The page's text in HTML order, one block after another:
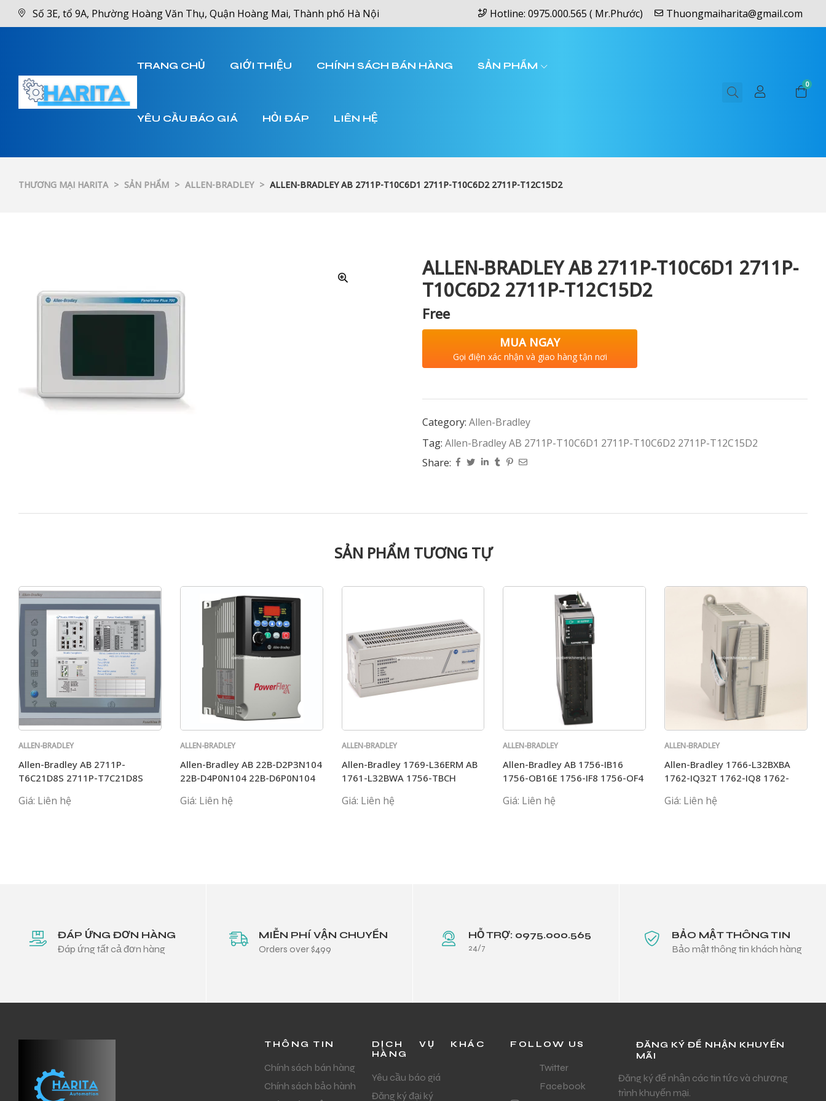
Số 3E, tổ 9A, Phường Hoàng Văn Thụ, Quận Hoàng Mai, Thành phố Hà Nội Hotline: 0975.000.565 ( Mr.Phước) Thuongmaiharita@gmail.com
TRANG CHỦ GIỚI THIỆU CHÍNH SÁCH BÁN HÀNG SẢN PHẨM
YÊU CẦU BÁO GIÁ HỎI ĐÁP LIÊN HỆ
0
THƯƠNG MẠI HARITA > SẢN PHẨM > ALLEN-BRADLEY > ALLEN-BRADLEY AB 2711P-T10C6D1 2711P-T10C6D2 2711P-T12C15D2
ALLEN-BRADLEY AB 2711P-T10C6D1 2711P-
T10C6D2 2711P-T12C15D2
Free
MUA NGAY
Gọi điện xác nhận và giao hàng tận nơi
Category: Allen-Bradley
Tag: Allen-Bradley AB 2711P-T10C6D1 2711P-T10C6D2 2711P-T12C15D2
Share:
SẢN PHẨM TƯƠNG TỰ
ALLEN-BRADLEY
Allen-Bradley AB 2711P-
T6C21D8S 2711P-T7C21D8S
Giá: Liên hệ
ALLEN-BRADLEY
Allen-Bradley AB 22B-D2P3N104
22B-D4P0N104 22B-D6P0N104
Giá: Liên hệ
ALLEN-BRADLEY
Allen-Bradley 1769-L36ERM AB
1761-L32BWA 1756-TBCH
Giá: Liên hệ
ALLEN-BRADLEY
Allen-Bradley AB 1756-IB16
1756-OB16E 1756-IF8 1756-OF4
Giá: Liên hệ
ALLEN-BRADLEY
Allen-Bradley 1766-L32BXBA
1762-IQ32T 1762-IQ8 1762-
Giá: Liên hệ
ĐÁP ỨNG ĐƠN HÀNG
Đáp ứng tất cả đơn hàng
MIỄN PHÍ VẬN CHUYỂN
Orders over $499
HỖ TRỢ: 0975.000.565
24/7
BẢO MẬT THÔNG TIN
Bảo mật thông tin khách hàng
THÔNG TIN
Chính sách bán hàng
Chính sách bảo hành
DỊCH VỤ KHÁC
HÀNG
Yêu cầu báo giá
Đăng ký đại ký
FOLLOW US
Twitter
Facebook
ĐĂNG KÝ ĐỂ NHẬN KHUYẾN
MÃI
Đăng ký để nhận các tin tức và chương
trình khuyến mại.